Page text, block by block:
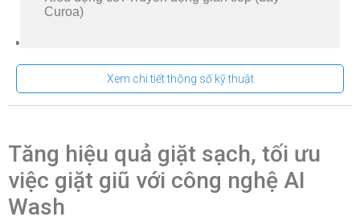
Curoa)
Giặt khăn
Giặt nhanh 15 phút
Giặt nước lạnh
Xem chi tiết thông số kỹ thuật
Tăng hiệu quả giặt sạch, tối ưu
việc giặt giũ với công nghệ AI
Wash